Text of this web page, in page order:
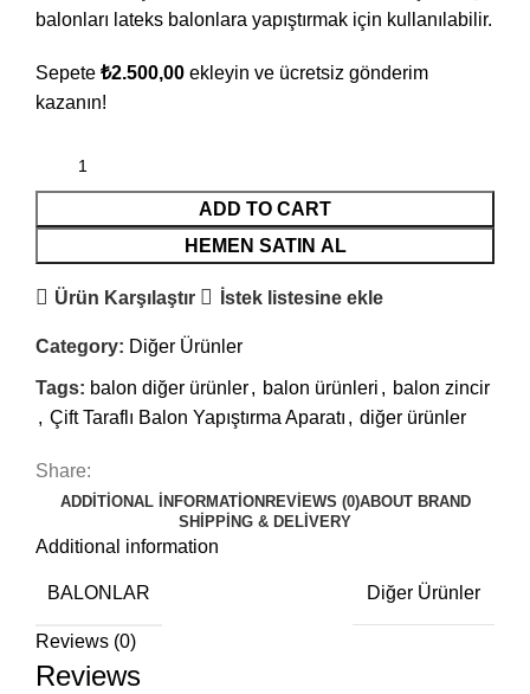
balonları lateks balonlara yapıştırmak için kullanılabilir.
Sepete ₺2.500,00 ekleyin ve ücretsiz gönderim
kazanın!
ADD TO CART
HEMEN SATIN AL
Ürün Karşılaştır İstek listesine ekle
Category: Diğer Ürünler
Tags: balon diğer ürünler, balon ürünleri , balon zincir
, Çift Taraflı Balon Yapıştırma Aparatı , diğer ürünler
Share:
ADDITIONAL INFORMATION REVIEWS (0)ABOUT BRAND
SHIPPING & DELIVERY
Additional information
BALONLAR Diğer Ürünler
Reviews (0)
Reviews